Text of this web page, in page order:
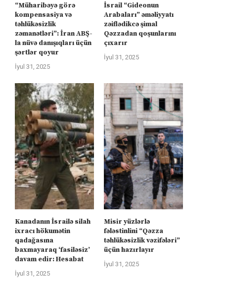
Türkiyə Afrikanın neft və qazına can
atır –...
İyul 4, 2025
Türkiyə Afrikanın neft və
“Müharibəyə görə
kompensasiya və
təhlükəsizlik
zəmanətləri”: İran ABŞ-
la nüvə danışıqları üçün
şərtlər qoyur
İyul 31, 2025
İsrail “Gideonun
Arabaları” əməliyyatı
zəiflədikcə şimal
Qəzzadan qoşunlarını
çıxarır
İyul 31, 2025
Kanadanın İsrailə silah
ixracı hökumətin
qadağasına
baxmayaraq ‘fasiləsiz’
davam edir: Hesabat
İyul 31, 2025
Misir yüzlərlə
fələstinlini “Qəzza
təhlükəsizlik vəzifələri”
üçün hazırlayır
İyul 31, 2025